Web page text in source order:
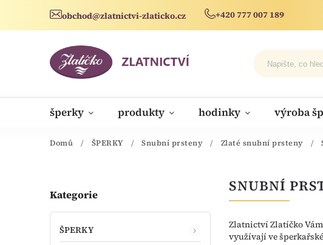
obchod@zlatnictvi-zlaticko.cz +420 777 007 189
šperky produkty hodinky výroba
novinky
Domů / ŠPERKY / Snubní prsteny / Zlaté snubní prsteny /
Kategorie
ŠPERKY
SNUBNÍ
Zlatnictví Zlatíčko
využívají ve